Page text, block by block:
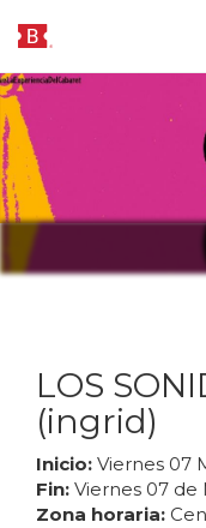
LOS
(ingrid)
Inicio: Viernes 07
Fin: Viernes 07 de
Zona horaria: